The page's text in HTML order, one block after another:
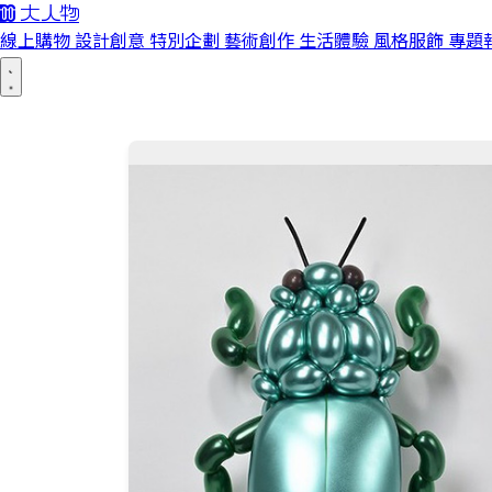
線上購物 設計創意 特別企劃 藝術創作 生活體驗 風格服飾 專題